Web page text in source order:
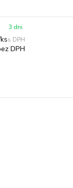
ks
DPH
3 dni